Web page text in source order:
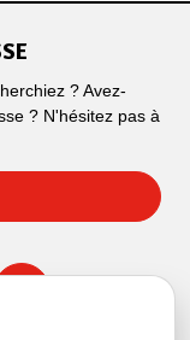
? Avez-
? N'hésitez pas à